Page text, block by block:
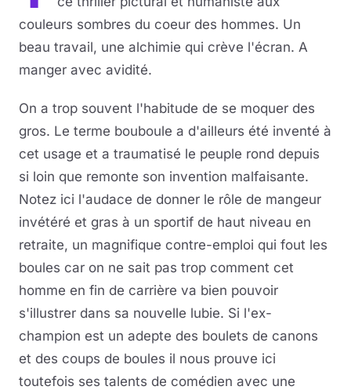
Forum
couleurs sombres du coeur des hommes. Un
beau travail, une alchimie qui crève l'écran. A
manger avec avidité.
On a trop souvent l'habitude de se moquer des
gros. Le terme bouboule a d'ailleurs été inventé à
cet usage et a traumatisé le peuple rond depuis
si loin que remonte son invention malfaisante.
Notez ici l'audace de donner le rôle de mangeur
invétéré et gras à un sportif de haut niveau en
retraite, un magnifique contre-emploi qui fout les
boules car on ne sait pas trop comment cet
homme en fin de carrière va bien pouvoir
s'illustrer dans sa nouvelle lubie. Si l'ex-
champion est un adepte des boulets de canons
et des coups de boules il nous prouve ici
toutefois ses talents de comédien avec une